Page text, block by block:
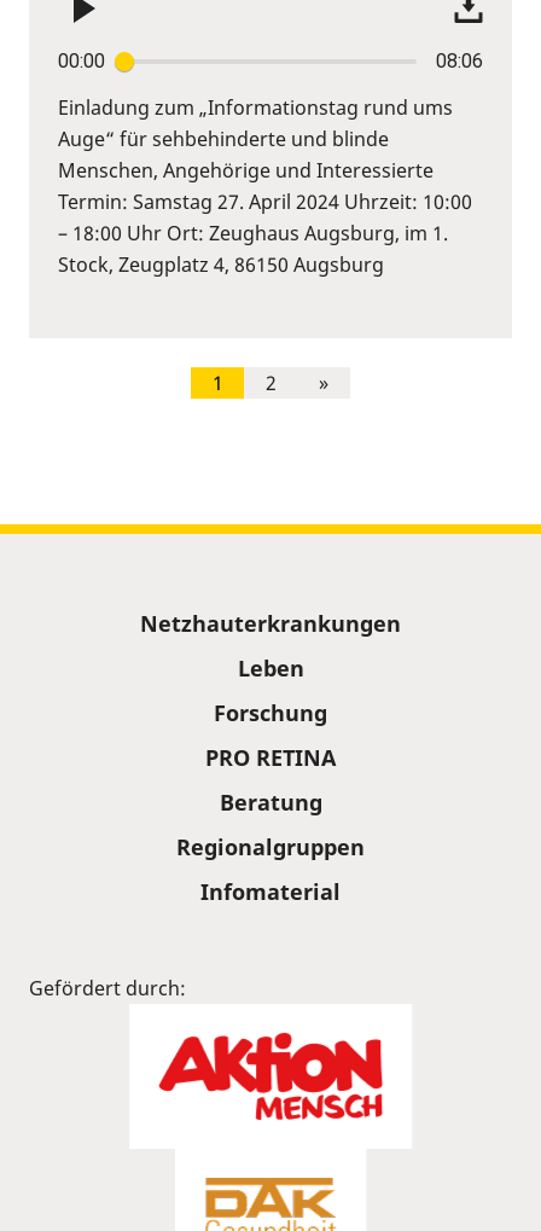
00:00 08:06
Einladung zum „Informationstag rund ums
Auge“ für sehbehinderte und blinde
Menschen, Angehörige und Interessierte
Termin: Samstag 27. April 2024 Uhrzeit: 10:00
– 18:00 Uhr Ort: Zeughaus Augsburg, im 1.
Stock, Zeugplatz 4, 86150 Augsburg
1 2 »
Netzhauterkrankungen
Leben
Forschung
PRO RETINA
Beratung
Regionalgruppen
Infomaterial
Gefördert durch: